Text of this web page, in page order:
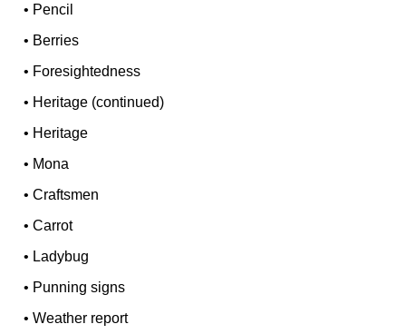
• Pencil
• Berries
• Foresightedness
• Heritage (continued)
• Heritage
• Mona
•Craftsmen
•Carrot
• Ladybug
• Punning signs
•Weather report